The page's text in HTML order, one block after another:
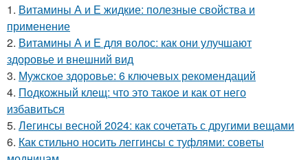
1. Витамины А и Е жидкие: полезные свойства и
применение
2. Витамины А и Е для волос: как они улучшают
здоровье и внешний вид
3. Мужское здоровье: 6 ключевых рекомендаций
4. Подкожный клещ: что это такое и как от него
избавиться
5. Легинсы весной 2024: как сочетать с другими вещами
6. Как стильно носить леггинсы с туфлями: советы